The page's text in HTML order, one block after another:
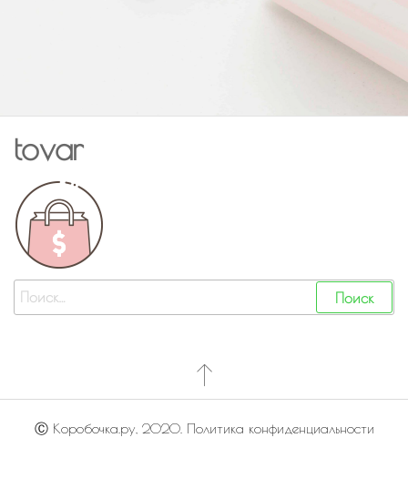
tovar
Ⓒ Коробочка.ру, 2020. Политика конфиденциальности